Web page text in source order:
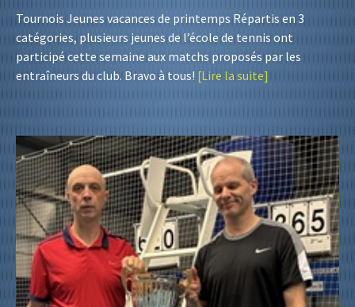
Tournois Jeunes vacances de printemps Répartis en 3
catégories, plusieurs jeunes de l’école de tennis ont
participé cette semaine aux matchs proposés par les
entraîneurs du club. Bravo à tous! [Lire la suite]